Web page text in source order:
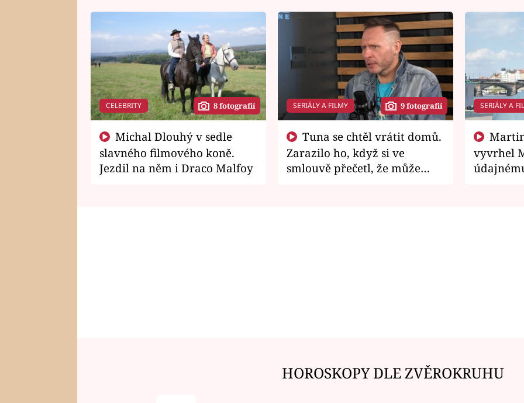
CELEBRITY 8 fotografií
slavného filmového koně.
Jezdil na něm i Draco Malfoy
SERIÁLY A FILMY 9 fotografií
Zarazilo ho, když si ve
smlouvě přečetl, že může
SERIÁLY A
vyvrhel
HOROSKOPY DLE ZVĚROKRUHU